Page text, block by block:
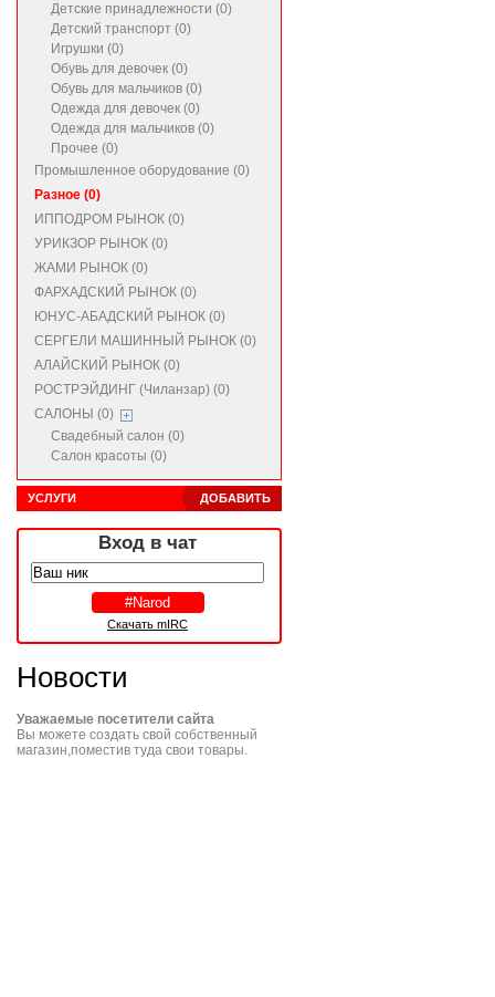
Детские принадлежности (0)
Детский транспорт (0)
Игрушки (0)
Обувь для девочек (0)
Обувь для мальчиков (0)
Одежда для девочек (0)
Одежда для мальчиков (0)
Прочее (0)
Промышленное оборудование (0)
Разное (0)
ИППОДРОМ РЫНОК (0)
УРИКЗОР РЫНОК (0)
ЖАМИ РЫНОК (0)
ФАРХАДСКИЙ РЫНОК (0)
ЮНУС-АБАДСКИЙ РЫНОК (0)
СЕРГЕЛИ МАШИННЫЙ РЫНОК (0)
АЛАЙСКИЙ РЫНОК (0)
РОСТРЭЙДИНГ (Чиланзар) (0)
САЛОНЫ (0)
Свадебный салон (0)
Салон красоты (0)
ДОБАВИТЬ
УСЛУГИ
Вход в чат
Скачать mIRC
Новости
Уважаемые посетители сайта
Вы можете создать свой собственный
магазин,поместив туда свои товары.